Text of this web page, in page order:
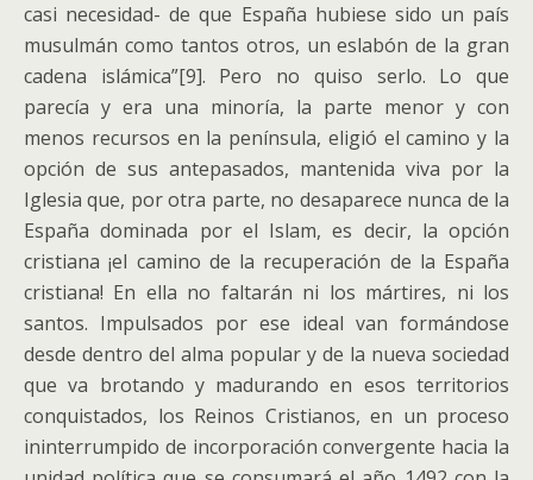
casi necesidad- de que España hubiese sido un país
musulmán como tantos otros, un eslabón de la gran
cadena islámica”[9]. Pero no quiso serlo. Lo que
parecía y era una minoría, la parte menor y con
menos recursos en la península, eligió el camino y la
opción de sus antepasados, mantenida viva por la
Iglesia que, por otra parte, no desaparece nunca de la
España dominada por el Islam, es decir, la opción
cristiana ¡el camino de la recuperación de la España
cristiana! En ella no faltarán ni los mártires, ni los
santos. Impulsados por ese ideal van formándose
desde dentro del alma popular y de la nueva sociedad
que va brotando y madurando en esos territorios
conquistados, los Reinos Cristianos, en un proceso
ininterrumpido de incorporación convergente hacia la